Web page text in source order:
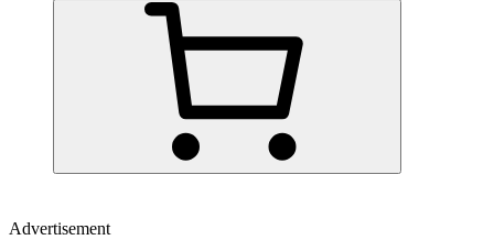
Advertisement